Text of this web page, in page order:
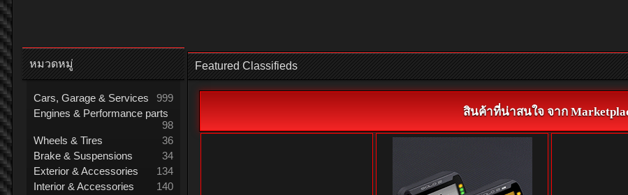
หมวดหมู่
Cars, Garage & Services
999
Engines & Performance parts
98
Wheels & Tires
36
Brake & Suspensions
34
Exterior & Accessories
134
Interior & Accessories
140
Featured Classifieds
สินค้าที่น่าสนใจ จาก